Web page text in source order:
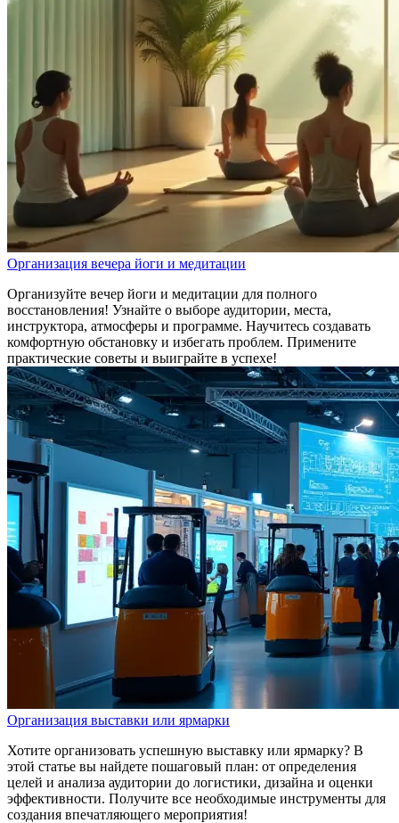
Организация вечера йоги и медитации
Организуйте вечер йоги и медитации для полного
восстановления! Узнайте о выборе аудитории, места,
инструктора, атмосферы и программе. Научитесь создавать
комфортную обстановку и избегать проблем. Примените
практические советы и выиграйте в успехе!
Организация выставки или ярмарки
Хотите организовать успешную выставку или ярмарку? В
этой статье вы найдете пошаговый план: от определения
целей и анализа аудитории до логистики, дизайна и оценки
эффективности. Получите все необходимые инструменты для
создания впечатляющего мероприятия!